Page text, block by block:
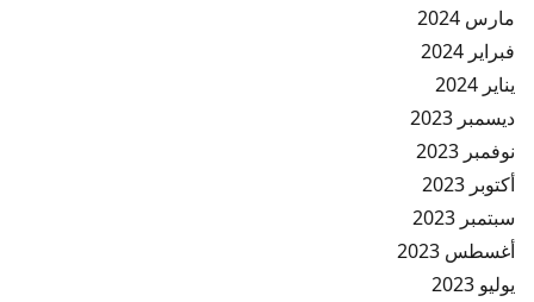
مارس 2024
فبراير 2024
يناير 2024
ديسمبر 2023
نوفمبر 2023
أكتوبر 2023
سبتمبر 2023
أغسطس 2023
يوليو 2023